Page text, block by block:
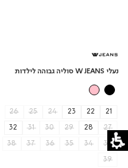
נעלי W JEANS סוליה גבוהה לילדות
21
22
23
24
25
26
27
28
29
30
31
32
33
34
35
36
37
38
39